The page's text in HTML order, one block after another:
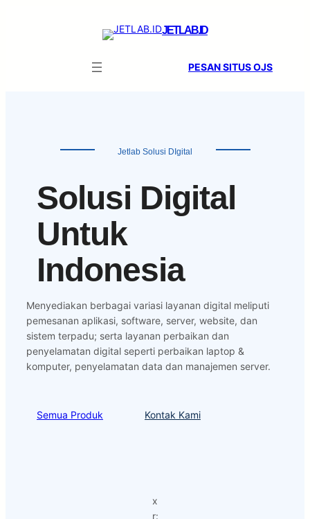
JETLAB.ID
PESAN SITUS OJS
Jetlab Solusi DIgital
Solusi Digital
Untuk
Indonesia
Menyediakan berbagai variasi layanan digital meliputi
pemesanan aplikasi, software, server, website, dan
sistem terpadu; serta layanan perbaikan dan
penyelamatan digital seperti perbaikan laptop &
komputer, penyelamatan data dan manajemen server.
Semua Produk Kontak Kami
x
r: